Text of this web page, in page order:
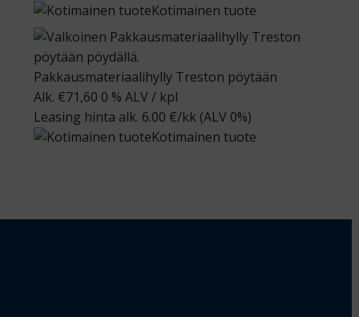
Kotimainen tuote
Pakkausmateriaalihylly Treston pöytään
Alk. €71,60 0 % ALV/ kpl
Leasing hinta alk. 6.00 €/kk (ALV 0%)
Kotimainen tuote